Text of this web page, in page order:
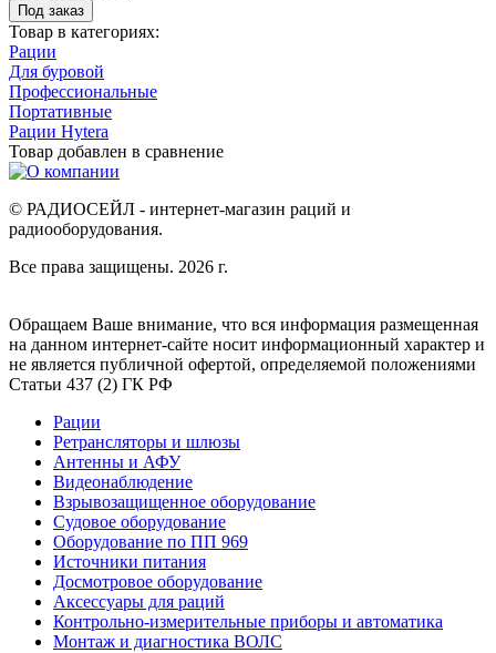
Под заказ
Товар в категориях:
Рации
Для буровой
Профессиональные
Портативные
Рации Hytera
Товар добавлен в сравнение
© РАДИОСЕЙЛ - интернет-магазин раций и
радиооборудования.
Все права защищены. 2026 г.
Обращаем Ваше внимание, что вся информация размещенная
на данном интернет-сайте носит информационный характер и
не является публичной офертой, определяемой положениями
Статьи 437 (2) ГК РФ
Рации
Ретрансляторы и шлюзы
Антенны и АФУ
Видеонаблюдение
Взрывозащищенное оборудование
Судовое оборудование
Оборудование по ПП 969
Источники питания
Досмотровое оборудование
Аксессуары для раций
Контрольно-измерительные приборы и автоматика
Монтаж и диагностика ВОЛС